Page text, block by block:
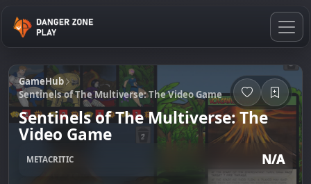
GameHub
Sentinels of The Multiverse: The Video Game
Sentinels of The Multiverse: The
Video Game
METACRITIC N/A